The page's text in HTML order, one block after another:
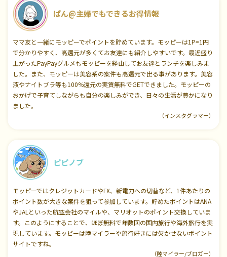
ぱん@主婦でもできるお得情報
ママ友と一緒にモッピーでポイントを貯めています。モッピーは1P=1円
で分かりやすく、高還元が多くてお友達にも紹介しやすいです。最近盛り
上がったPayPayグルメもモッピーを経由してお友達とランチを楽しみま
した。また、モッピーは美容系の案件も高還元で出る事があります。美容
液やナイトブラ等も100%還元の実質無料でGETできました。モッピーの
おかげで子育てしながらも自分の楽しみができ、日々の生活が豊かになり
ました。
（インスタグラマー）
ピピノブ
モッピーではクレジットカードやFX、新電力への切替など、1件あたりの
ポイント数が大きな案件を狙って参加しています。貯めたポイントはANA
やJALといった航空会社のマイルや、マリオットのポイント交換していま
す。このようにすることで、ほぼ無料で年数回の国内旅行や海外旅行を実
現しています。モッピーは陸マイラーや旅行好きには欠かせないポイント
サイトですね。
（陸マイラー/ブロガー）